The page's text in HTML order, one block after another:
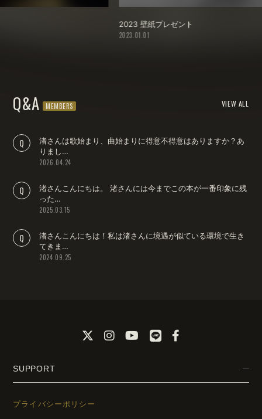
Q&A VIEW ALL
渚さんは歌始まり、曲始まりに得意不得意はありますか？あ
りまし…
2026.04.24
渚さんこんにちは。 渚さんには今までこの本が一番印象に残
った…
2025.03.15
渚さんこんにちは！私は渚さんに境遇が似ている環境で生き
てきま…
2024.09.25
SUPPORT
プライバシーポリシー